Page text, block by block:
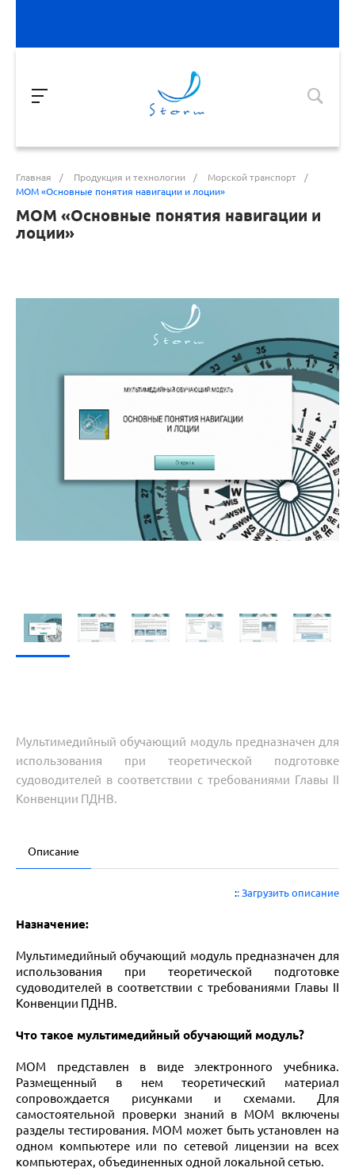
Главная / Продукция и технологии / Морской транспорт
/
МОМ «Основные понятия навигации и лоции»
МОМ «Основные понятия навигации и
лоции»
Мультимедийный обучающий модуль предназначен для
использования при теоретической подготовке
судоводителей в соответствии с требованиями Главы II
Конвенции ПДНВ.
Описание
:: Загрузить описание
Назначение:
Мультимедийный обучающий модуль предназначен для
использования при теоретической подготовке
судоводителей в соответствии с требованиями Главы II
Конвенции ПДНВ.
Что такое мультимедийный обучающий модуль?
МОМ представлен в виде электронного учебника.
Размещенный в нем теоретический материал
сопровождается рисунками и схемами. Для
самостоятельной проверки знаний в МОМ включены
разделы тестирования. МОМ может быть установлен на
одном компьютере или по сетевой лицензии на всех
компьютерах, объединенных одной локальной сетью.